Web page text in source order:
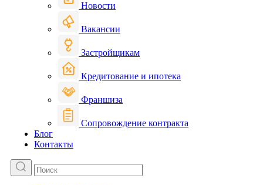
Новости
Вакансии
Застройщикам
Кредитование и ипотека
Франшиза
Сопровождение контракта
Блог
Контакты